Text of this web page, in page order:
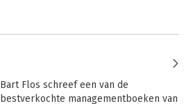
Bart Flos schreef een van de
bestverkochte managementboeken van